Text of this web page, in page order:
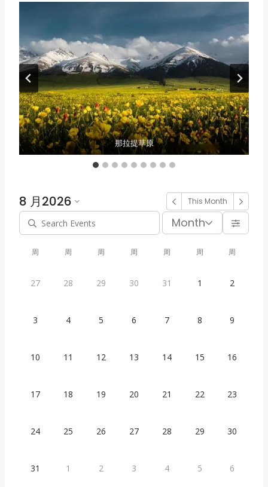
那拉提草原
塞里木湖环湖
喀纳斯神仙湾
禾木晨雾
塞里木湖环湖
南疆天山神秘大峽谷
喀拉库勒湖
南疆白沙湖
麥蓋提 N39° 沙漠景區2
8 月2026 This Month
Month
周 周 周 周 周 周 周
27 28 29 30 31 1 2
3 4 5 6 7 8 9
10 11 12 13 14 15 16
17 18 19 20 21 22 23
24 25 26 27 28 29 30
31 1 2 3 4 5 6